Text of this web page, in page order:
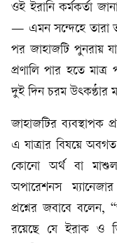
ওই ইরানি কর্মকর্তা
— এমন সন্দেহে তারা
পর জাহাজটি পুনরায়
প্রণালি পার হতে
দুই দিন চরম উৎকণ্ঠার
জাহাজটির ব্যবস্থাপক
এ যাত্রার বিষয়ে
কোনো অর্থ বা মাশুল
অপারেশনস ম্যানেজার
প্রশ্নের জবাবে বলেন,
রয়েছে যে ইরাক ও